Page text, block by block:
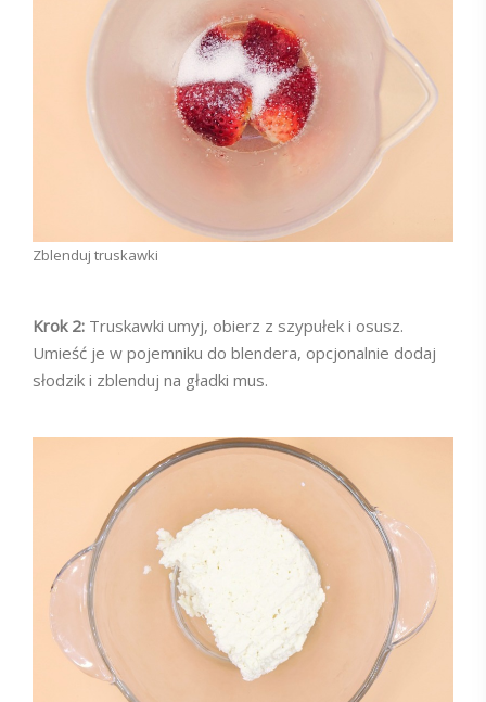
Zblenduj truskawki
Krok 2: Truskawki umyj, obierz z szypułek i osusz.
Umieść je w pojemniku do blendera, opcjonalnie dodaj
słodzik i zblenduj na gładki mus.